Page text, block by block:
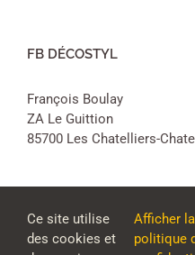
FB DÉCOSTYL
François Boulay
ZA Le Guittion
85700 Les Chatelliers-
Ce site utilise
des cookies et
Afficher la
politique